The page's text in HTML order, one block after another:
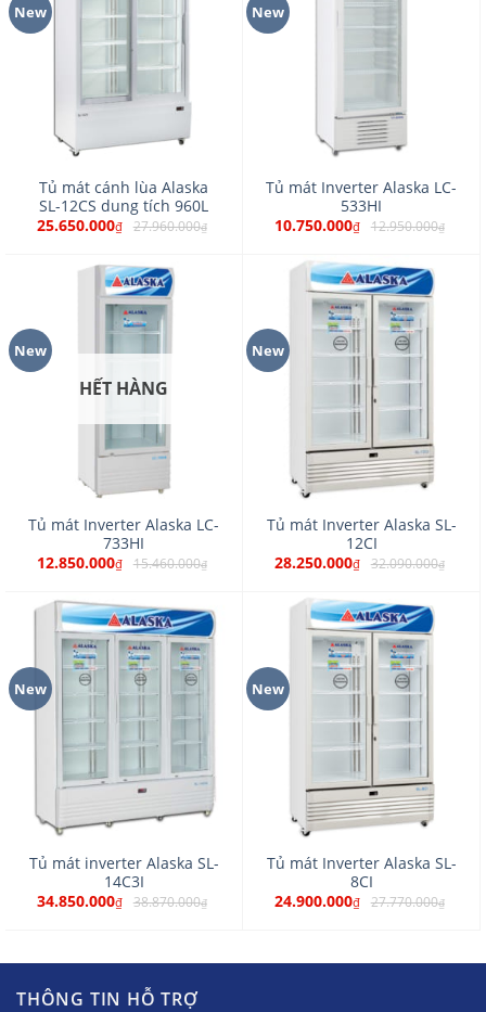
New
Tủ mát cánh lùa Alaska
SL-12CS dung tích 960L
25.650.000₫ 27.960.000₫
New
Tủ mát Inverter Alaska LC-
533HI
10.750.000₫ 12.950.000₫
New
HẾT HÀNG
Tủ mát Inverter Alaska LC-
733HI
12.850.000₫ 15.460.000₫
New
Tủ mát Inverter Alaska SL-
12CI
28.250.000₫ 32.090.000₫
New
Tủ mát inverter Alaska SL-
14C3I
34.850.000₫ 38.870.000₫
New
Tủ mát Inverter Alaska SL-
8CI
24.900.000₫ 27.770.000₫
THÔNG TIN HỖ TRỢ